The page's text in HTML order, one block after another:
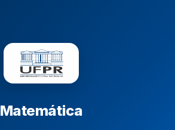
Matemática